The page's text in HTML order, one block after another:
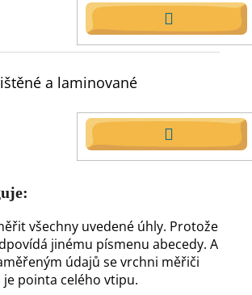
DO
KOŠÍKU
a laminované
DO
KOŠÍKU
všechny uvedené úhly. Protože
jinému písmenu abecedy. A
údajů se vrchni měřiči
je pointa celého vtipu.